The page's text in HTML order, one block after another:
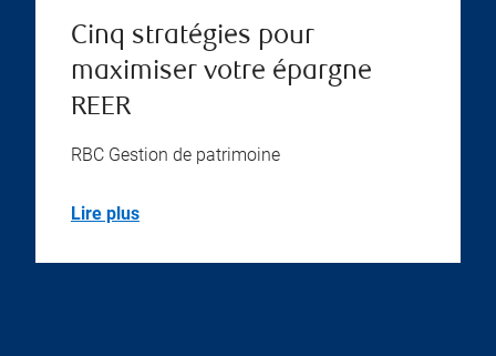
Cinq stratégies pour
maximiser votre épargne
REER
RBC Gestion de patrimoine
Lire plus